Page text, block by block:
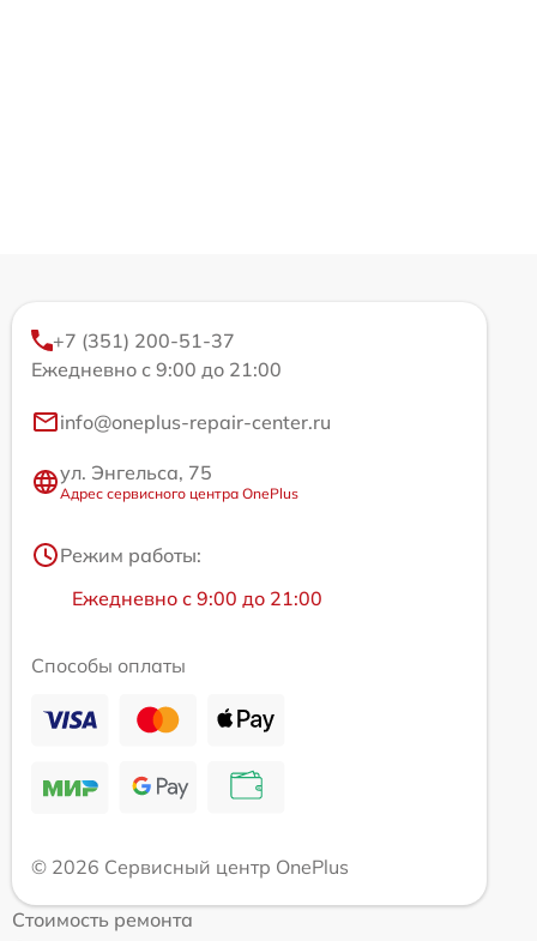
+7 (351) 200-51-37
Ежедневно с 9:00 до 21:00
info@oneplus-repair-center.ru
ул. Энгельса, 75
Адрес сервисного центра OnePlus
Режим работы:
Ежедневно с 9:00 до 21:00
Способы оплаты
© 2026 Сервисный центр OnePlus
Стоимость ремонта